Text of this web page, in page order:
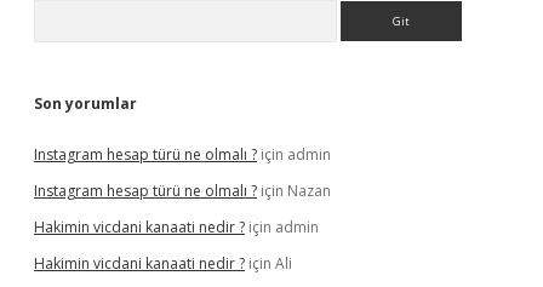
Son yorumlar
Instagram hesap türü ne olmalı ? için admin
Instagram hesap türü ne olmalı ? için Nazan
Hakimin vicdani kanaati nedir ? için admin
Hakimin vicdani kanaati nedir ? için Ali